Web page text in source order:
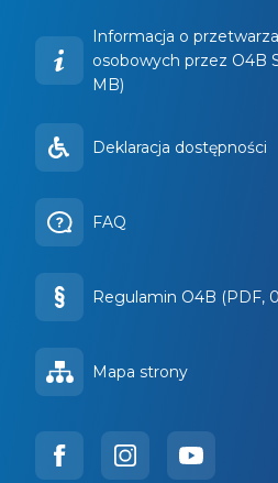
Informacja o
osobowych przez O4B
MB)
Deklaracja dostępności
FAQ
Regulamin O4B (PDF,
Mapa strony